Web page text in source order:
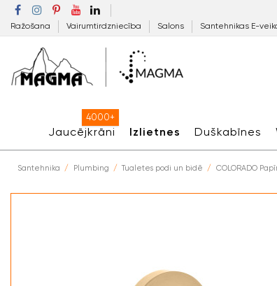
Ražošana Vairumtirdzniecība Salons Santehnikas E-
Jaucējkrāni
4000+
Izlietnes Duškabīnes
Santehnika Plumbing Tualetes podi un bidē COLORADO